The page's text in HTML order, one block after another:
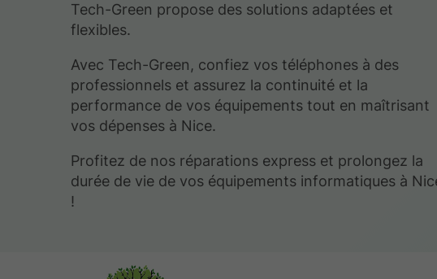
Tech-Green propose des solutions adaptées et
flexibles.
Avec Tech-Green, confiez vos téléphones à des
professionnels et assurez la continuité et la
performance de vos équipements tout en maîtrisant
vos dépenses à Nice.
Profitez de nos réparations express et prolongez la
durée de vie de vos équipements informatiques à
!